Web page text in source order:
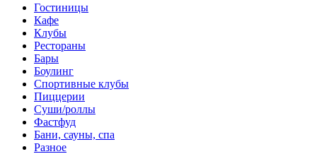
Гостиницы
Кафе
Клубы
Рестораны
Бары
Боулинг
Спортивные клубы
Пиццерии
Суши/роллы
Фастфуд
Бани, сауны, спа
Разное